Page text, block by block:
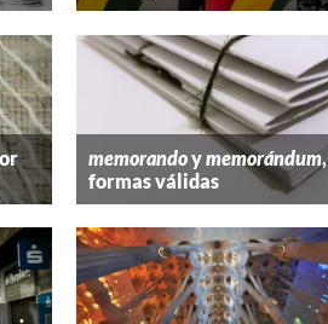
memorandoymemorándum,
formas válidas